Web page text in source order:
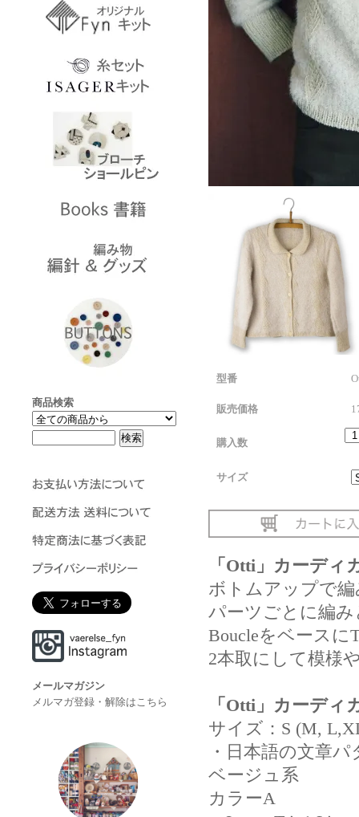
商品検索
メールマガジン
メルマガ登録・解除はこちら
型番
販売価格
購入数
サイズ
「Otti」カーデ
ボトムアップで
パーツごとに編
Boucleをベースに
2本取にして模様
「Otti」カーディ
サイズ：S (M,
・日本語の文章パ
ベージュ系
カラーA